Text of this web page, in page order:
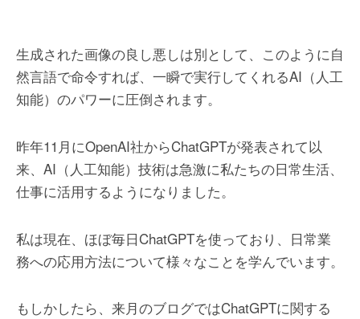
生成された画像の良し悪しは別として、このように自
然言語で命令すれば、一瞬で実行してくれるAI（人工
知能）のパワーに圧倒されます。
昨年11月にOpenAI社からChatGPTが発表されて以
来、AI（人工知能）技術は急激に私たちの日常生活、
仕事に活用するようになりました。
私は現在、ほぼ毎日ChatGPTを使っており、日常業
務への応用方法について様々なことを学んでいます。
もしかしたら、来月のブログではChatGPTに関する